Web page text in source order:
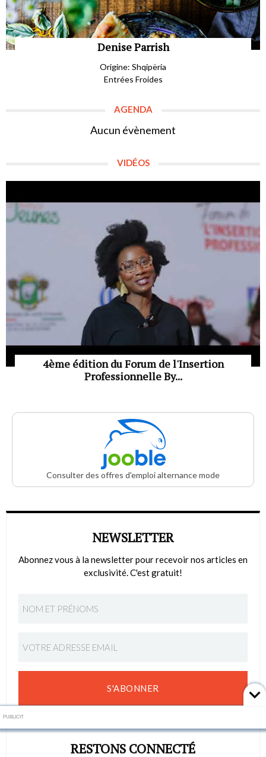
Denise Parrish
Origine: Shqipëria
Entrées Froides
AGENDA
Aucun évènement
VIDÉOS
4ème édition du Forum de l'Insertion
Professionnelle By...
Consulter des offres d'emploi alternance mode
NEWSLETTER
Abonnez vous à la newsletter pour recevoir nos articles en
exclusivité. C'est gratuit!
S'ABONNER
RESTONS CONNECTÉ
PUBLICIT